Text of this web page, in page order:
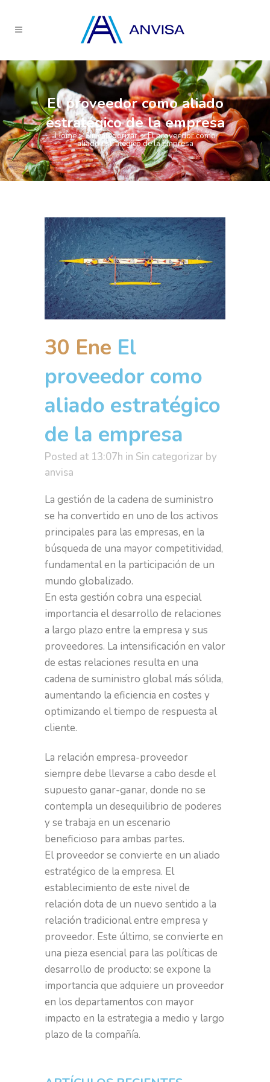
El proveedor como aliado
estratégico de la empresa
Home>Sin categorizar>El proveedor como
aliado estratégico de la empresa
30 Ene El
proveedor como
aliado estratégico
de la empresa
Posted at 13:07h in Sin categorizar by
anvisa
La gestión de la cadena de suministro
se ha convertido en uno de los activos
principales para las empresas, en la
búsqueda de una mayor competitividad,
fundamental en la participación de un
mundo globalizado.
En esta gestión cobra una especial
importancia el desarrollo de relaciones
a largo plazo entre la empresa y sus
proveedores. La intensificación en valor
de estas relaciones resulta en una
cadena de suministro global más sólida,
aumentando la eficiencia en costes y
optimizando el tiempo de respuesta al
cliente.
La relación empresa-proveedor
siempre debe llevarse a cabo desde el
supuesto ganar-ganar, donde no se
contempla un desequilibrio de poderes
y se trabaja en un escenario
beneficioso para ambas partes.
El proveedor se convierte en un aliado
estratégico de la empresa. El
establecimiento de este nivel de
relación dota de un nuevo sentido a la
relación tradicional entre empresa y
proveedor. Este último, se convierte en
una pieza esencial para las políticas de
desarrollo de producto: se expone la
importancia que adquiere un proveedor
en los departamentos con mayor
impacto en la estrategia a medio y largo
plazo de la compañía.